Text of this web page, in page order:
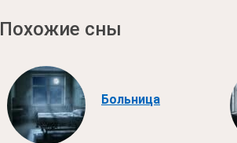
Похожие сны
Больница